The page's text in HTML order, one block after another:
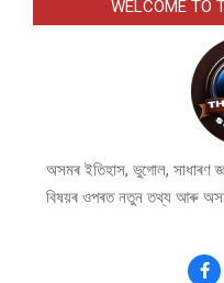
WELCOME TO
অসমৰ ইতিহাস, ভুগোল, সাধাৰণ
বিষয়ৰ ওপৰত নতুন তথ্য আৰু